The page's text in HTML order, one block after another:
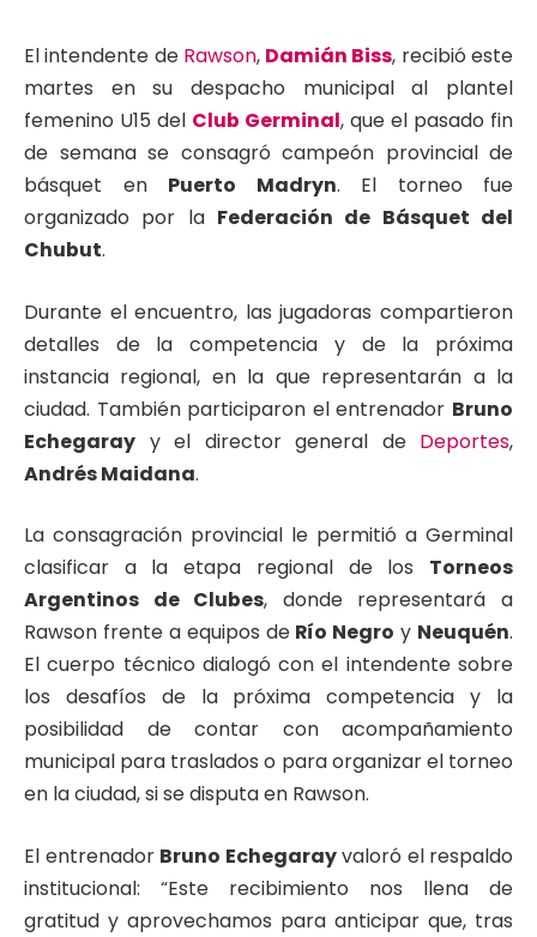
El intendente de Rawson, Damián Biss, recibió este
martes en su despacho municipal al plantel
femenino U15 del Club Germinal, que el pasado fin
de semana se consagró campeón provincial de
básquet en Puerto Madryn. El torneo fue
organizado por la Federación de Básquet del
Chubut.
Durante el encuentro, las jugadoras compartieron
detalles de la competencia y de la próxima
instancia regional, en la que representarán a la
ciudad. También participaron el entrenador Bruno
Echegaray y el director general de Deportes,
Andrés Maidana.
La consagración provincial le permitió a Germinal
clasificar a la etapa regional de los Torneos
Argentinos de Clubes, donde representará a
Rawson frente a equipos de Río Negro y Neuquén.
El cuerpo técnico dialogó con el intendente sobre
los desafíos de la próxima competencia y la
posibilidad de contar con acompañamiento
municipal para traslados o para organizar el torneo
en la ciudad, si se disputa en Rawson.
El entrenador Bruno Echegarayvaloró el respaldo
institucional: “Este recibimiento nos llena de
gratitud y aprovechamos para anticipar que, tras